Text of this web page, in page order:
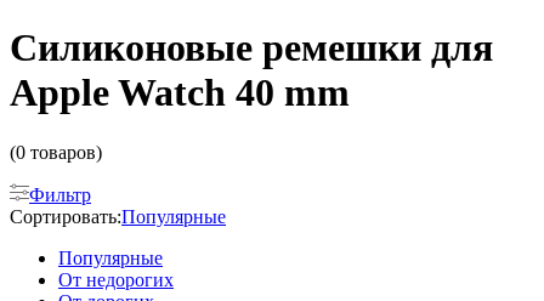
Силиконовые ремешки для
Apple Watch 40 mm
(0 товаров)
Фильтр
Сортировать:Популярные
Популярные
От недорогих